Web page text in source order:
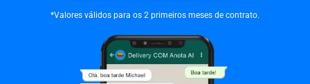
*Valores válidos para os 2 primeiros meses de contrato.